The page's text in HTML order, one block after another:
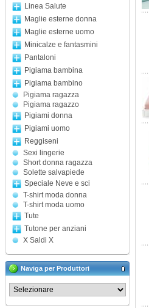
Linea Salute
Maglie esterne donna
Maglie esterne uomo
Minicalze e fantasmini
Pantaloni
Pigiama bambina
Pigiama bambino
Pigiama ragazza
Pigiama ragazzo
Pigiami donna
Pigiami uomo
Reggiseni
Sexi lingerie
Short donna ragazza
Solette salvapiede
Speciale Neve e sci
T-shirt moda donna
T-shirt moda uomo
Tute
Tutone per anziani
X Saldi X
Naviga per Produttori